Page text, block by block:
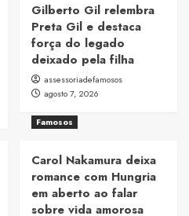
Gilberto Gil relembra
Preta Gil e destaca
força do legado
deixado pela filha
assessoriadefamosos
agosto 7, 2026
Famosos
Carol Nakamura deixa
romance com Hungria
em aberto ao falar
sobre vida amorosa